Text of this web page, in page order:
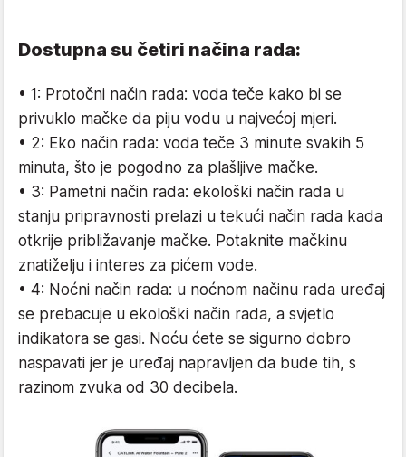
Dostupna su četiri načina rada:
• 1: Protočni način rada: voda teče kako bi se
privuklo mačke da piju vodu u najvećoj mjeri.
• 2: Eko način rada: voda teče 3 minute svakih 5
minuta, što je pogodno za plašljive mačke.
• 3: Pametni način rada: ekološki način rada u
stanju pripravnosti prelazi u tekući način rada kada
otkrije približavanje mačke. Potaknite mačkinu
znatiželju i interes za pićem vode.
• 4: Noćni način rada: u noćnom načinu rada uređaj
se prebacuje u ekološki način rada, a svjetlo
indikatora se gasi. Noću ćete se sigurno dobro
naspavati jer je uređaj napravljen da bude tih, s
razinom zvuka od 30 decibela.